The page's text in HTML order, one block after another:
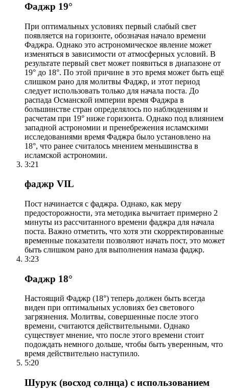
Фаджр 19°
При оптимальных условиях первый слабый свет
появляется на горизонте, обозначая начало времени
Фаджра. Однако это астрономическое явление может
изменяться в зависимости от атмосферных условий. В
результате первый свет может появиться в диапазоне от
19° до 18°. По этой причине в это время может быть ещё
слишком рано для молитвы Фаджр, и этот период
следует использовать только для начала поста. До
распада Османской империи время Фаджра в
большинстве стран определялось по наблюдениям и
расчетам при 19° ниже горизонта. Однако под влиянием
западной астрономии и пренебрежения исламскими
исследованиями время Фаджра было установлено на
18°, что ранее считалось мнением меньшинства в
исламской астрономии.
3:21
фаджр VIL
Пост начинается с фаджра. Однако, как меру
предосторожности, эта методика вычитает примерно 2
минуты из рассчитанного времени фаджра для начала
поста. Важно отметить, что хотя эти скорректированные
временные показатели позволяют начать пост, это может
быть слишком рано для выполнения намаза фаджр.
3:23
Фаджр 18°
Настоящий Фаджр (18°) теперь должен быть всегда
виден при оптимальных условиях без светового
загрязнения. Молитвы, совершенные после этого
времени, считаются действительными. Однако
существует мнение, что после этого времени стоит
подождать немного дольше, чтобы быть уверенным, что
время действительно наступило.
5:20
Шурук (восход солнца) с использованием